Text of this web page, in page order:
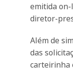
emitida
diretor-
Além de
das
carteirinha